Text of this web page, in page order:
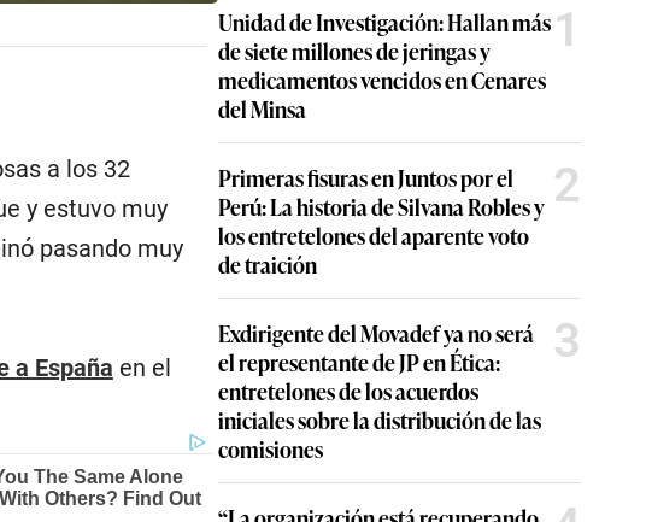
a los 32
y estuvo muy
pasando muy
a España en el
Unidad de Investigación: Hallan más
de siete millones de jeringas y
medicamentos vencidos en Cenares
del Minsa
1
Primeras fisuras en Juntos por el
Perú: La historia de Silvana Robles y
los entretelones del aparente voto
de traición
2
Exdirigente del Movadef ya no será
el representante de JP en Ética:
entretelones de los acuerdos
iniciales sobre la distribución de las
comisiones
3